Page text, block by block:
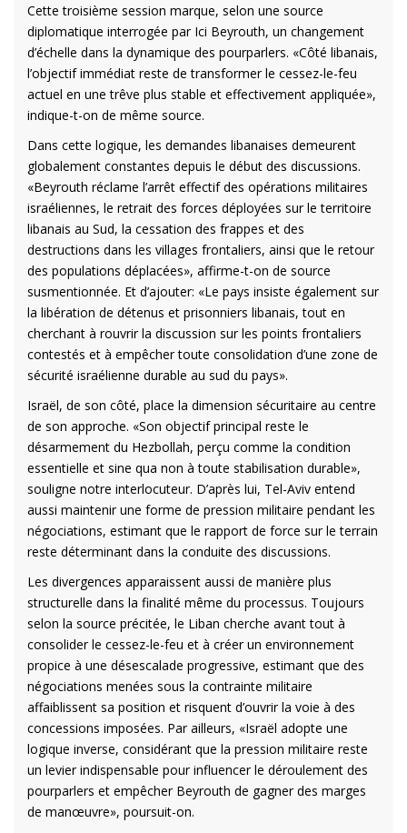
Cette troisième session marque, selon une source
diplomatique interrogée par Ici Beyrouth, un changement
d’échelle dans la dynamique des pourparlers. «Côté libanais,
l’objectif immédiat reste de transformer le cessez-le-feu
actuel en une trêve plus stable et effectivement appliquée»,
indique-t-on de même source.
Dans cette logique, les demandes libanaises demeurent
globalement constantes depuis le début des discussions.
«Beyrouth réclame l’arrêt effectif des opérations militaires
israéliennes, le retrait des forces déployées sur le territoire
libanais au Sud, la cessation des frappes et des
destructions dans les villages frontaliers, ainsi que le retour
des populations déplacées», affirme-t-on de source
susmentionnée. Et d’ajouter: «Le pays insiste également sur
la libération de détenus et prisonniers libanais, tout en
cherchant à rouvrir la discussion sur les points frontaliers
contestés et à empêcher toute consolidation d’une zone de
sécurité israélienne durable au sud du pays».
Israël, de son côté, place la dimension sécuritaire au centre
de son approche. «Son objectif principal reste le
désarmement du Hezbollah, perçu comme la condition
essentielle et sine qua non à toute stabilisation durable»,
souligne notre interlocuteur. D’après lui, Tel-Aviv entend
aussi maintenir une forme de pression militaire pendant les
négociations, estimant que le rapport de force sur le terrain
reste déterminant dans la conduite des discussions.
Les divergences apparaissent aussi de manière plus
structurelle dans la finalité même du processus. Toujours
selon la source précitée, le Liban cherche avant tout à
consolider le cessez-le-feu et à créer un environnement
propice à une désescalade progressive, estimant que des
négociations menées sous la contrainte militaire
affaiblissent sa position et risquent d’ouvrir la voie à des
concessions imposées. Par ailleurs, «Israël adopte une
logique inverse, considérant que la pression militaire reste
un levier indispensable pour influencer le déroulement des
pourparlers et empêcher Beyrouth de gagner des marges
de manœuvre», poursuit-on.